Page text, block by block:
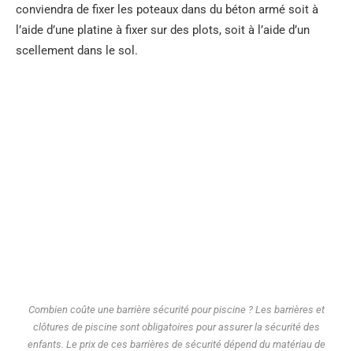
conviendra de fixer les poteaux dans du béton armé soit à
l’aide d’une platine à fixer sur des plots, soit à l’aide d’un
scellement dans le sol.
Combien coûte une barrière sécurité pour piscine ? Les barrières et
clôtures de piscine sont obligatoires pour assurer la sécurité des
enfants. Le prix de ces barrières de sécurité dépend du matériau de